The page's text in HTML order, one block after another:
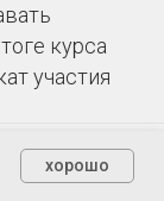
Контакты
курса
участия
хорошо